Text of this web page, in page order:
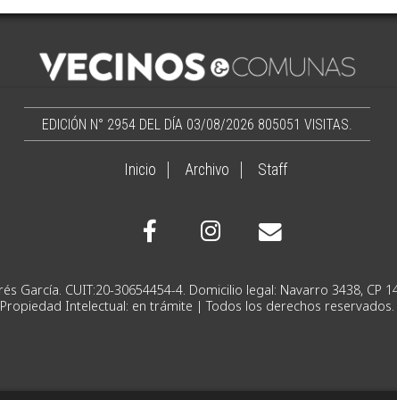
EDICIÓN N° 2954 DEL DÍA 03/08/2026 805051 VISITAS.
Inicio Archivo Staff
Ignacio Andrés García. CUIT:20-30654454-4. Domicilio
Propiedad Intelectual: en trámite | Todos los derechos reservados.